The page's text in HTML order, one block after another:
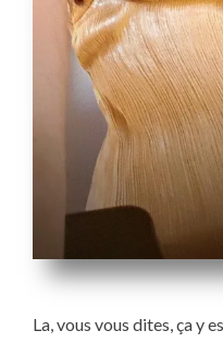
La, vous vous dites, ça y